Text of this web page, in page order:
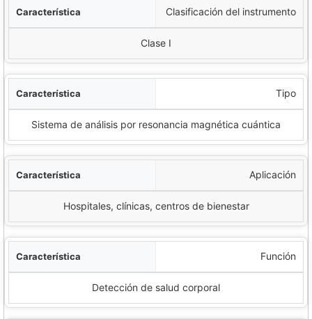
Clasificación del instrumento
Clase I
Tipo
Sistema de análisis por resonancia magnética cuántica
Aplicación
Hospitales, clínicas, centros de bienestar
Función
Detección de salud corporal